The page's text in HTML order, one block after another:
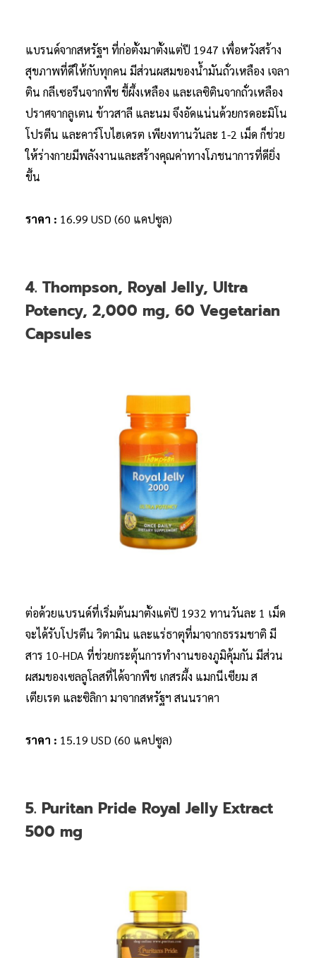
แบรนด์จากสหรัฐฯ ที่ก่อตั้งมาตั้งแต่ปี 1947 เพื่อหวังสร้าง
สุขภาพที่ดีให้กับทุกคน มีส่วนผสมของน้ำมันถั่วเหลือง เจลา
ติน กลีเซอรีนจากพืช ขี้ผึ้งเหลือง และเลซิตินจากถั่วเหลือง
ปราศจากลูเตน ข้าวสาลี และนม จึงอัดแน่นด้วยกรดอะมิโน
โปรตีน และคาร์โบไฮเดรต เพียงทานวันละ 1-2 เม็ด ก็ช่วย
ให้ร่างกายมีพลังงานและสร้างคุณค่าทางโภชนาการที่ดียิ่ง
ขึ้น
ราคา : 16.99 USD (60 แคปซูล)
4. Thompson, Royal Jelly, Ultra
Potency, 2,000 mg, 60 Vegetarian
Capsules
ต่อด้วยแบรนด์ที่เริ่มต้นมาตั้งแต่ปี 1932 ทานวันละ 1 เม็ด
จะได้รับโปรตีน วิตามิน และแร่ธาตุที่มาจากธรรมชาติ มี
สาร 10-HDA ที่ช่วยกระตุ้นการทำงานของภูมิคุ้มกัน มีส่วน
ผสมของเซลลูโลสที่ได้จากพืช เกสรผึ้ง แมกนีเซียม ส
เตียเรต และซิลิกา มาจากสหรัฐฯ สนนราคา
ราคา : 15.19 USD (60 แคปซูล)
5. Puritan Pride Royal Jelly Extract
500 mg